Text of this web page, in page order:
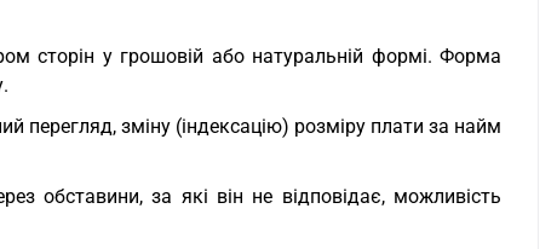
сторін у грошовій або натуральній формі. Форма
перегляд, зміну (індексацію) розміру плати за найм
обставини, за які він не відповідає, можливість